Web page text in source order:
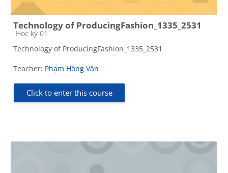
Technology of ProducingFashion_1335_2531
Course category
Học kỳ 01
Technology of ProducingFashion_1335_2531
Teacher: Phạm Hồng Vân
Click to enter this course